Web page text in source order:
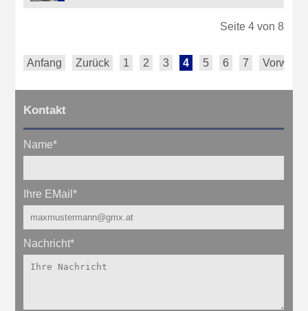
Seite 4 von 8
Anfang Zurück 1 2 3 4 5 6 7 Vorwärts
Kontakt
Name*
Ihre EMail*
Nachricht*